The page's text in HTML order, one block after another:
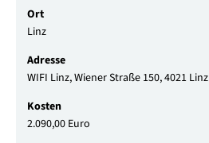
Ort
Linz
Adresse
WIFI Linz, Wiener Straße 150, 4021 Linz
Kosten
2.090,00 Euro